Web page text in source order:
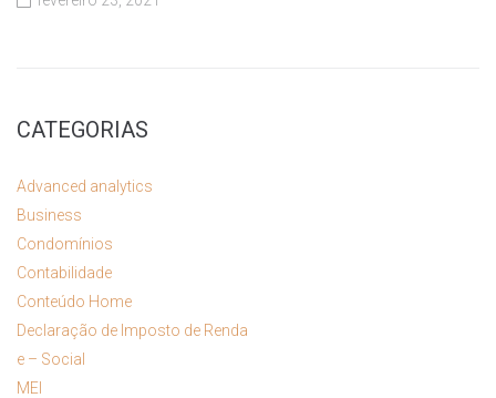
CATEGORIAS
Advanced analytics
Business
Condomínios
Contabilidade
Conteúdo Home
Declaração de Imposto de Renda
e – Social
MEI